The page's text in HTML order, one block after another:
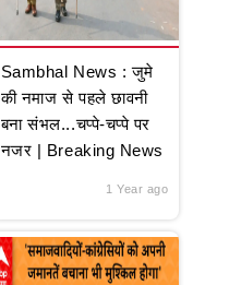
Sambhal News : जुमे
की नमाज से पहले छावनी
बना संभल...चप्पे-चप्पे पर
नजर | Breaking News
1 Year ago